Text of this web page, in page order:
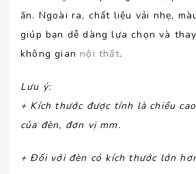
ăn. Ngoài ra, chất liệu vải nhẹ,
giúp bạn dễ dàng lựa chọn và
không gian nội thất.
Lưu ý:
+ Kích thước được tính là chiều
của đèn, đơn vị mm.
+ Đối với đèn có kích thước lớn